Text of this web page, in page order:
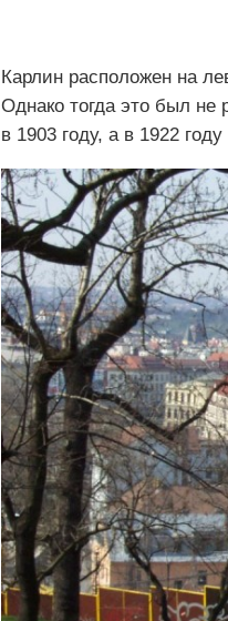
Карлин расположен на
Однако тогда это был не
в 1903 году, а в 1922